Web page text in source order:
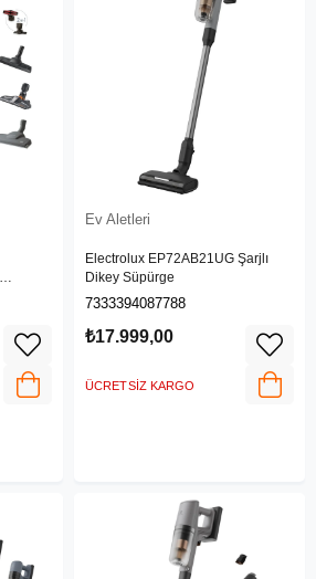
Ev Aletleri
Electrolux EP72AB21UG Şarjlı
Dikey Süpürge
7333394087788
₺17.999,00
ÜCRETSIZ KARGO